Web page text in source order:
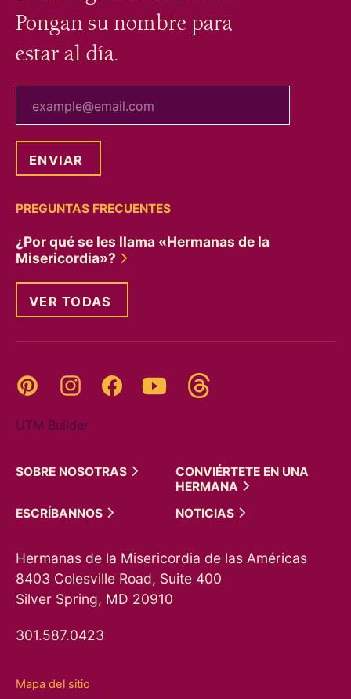
Pongan su nombre para
estar al día.
PREGUNTAS FRECUENTES
¿Por qué se les llama «Hermanas de la
Misericordia»?
VER TODAS
Pinterest InstagramFacebookYouTube
UTM Builder
SOBRE NOSOTRAS
CONVIÉRTETE EN UNA
HERMANA
ESCRÍBANNOS
NOTICIAS
Hermanas de la Misericordia de las Américas
8403 Colesville Road, Suite 400
Silver Spring, MD 20910
301.587.0423
Mapa del sitio